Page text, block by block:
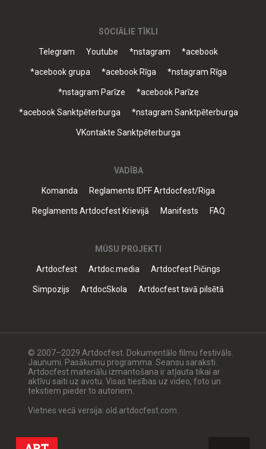
SOCIĀLIE TĪKLI
Telegram Youtube *nstagram *acebook
*acebook grupa *acebook Rīga *nstagram Rīga
*nstagram Parīze *acebook Parīze
*acebook Sanktpēterburga *nstagram Sanktpēterburga
VKontakte Sanktpēterburga
VADĪBA
Komanda Reglaments IDFF Artdocfest/Riga
Reglaments Artdocfest Krievijā Manifests FAQ
MŪSU PROJEKTI
Artdocfest Artdoc.media Artdocfest Pičings
Simpozijs ArtdocSkola Artdocfest tavā pilsētā
© 2007–2029 Artdocfest. Dokumentālo filmu festivāls.
Jaunumi. Pasākumu programma. Seansu saraksti.
Artdocfest materiālu izmantošana ir atļauta tikai ar
aktīvu saiti uz avotu. Visas tiesības uz video, foto un
tekstiem pieder to autoriem.
Vietnes vecā versija: old.artdocfest.com.